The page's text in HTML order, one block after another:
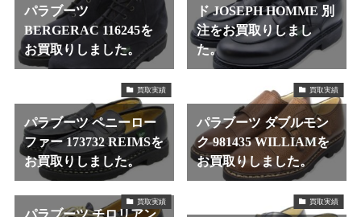
パラブーツ
BERGERAC 116245を
お買取りしました。
ド JOSEPH HOMME 別
注をお買取りしまし
た。
買取実績
パラブーツ ペニーロー
ファー 173732 REIMSを
お買取りしました。
買取実績
パラブーツ ダブルモン
ク 981435 WILLIAMを
お買取りしました。
買取実績 買取実績